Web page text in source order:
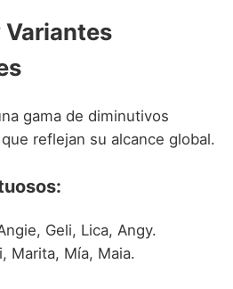
gama de diminutivos
reflejan su alcance global.
Geli, Lica, Angy.
Marita, Mía, Maia.